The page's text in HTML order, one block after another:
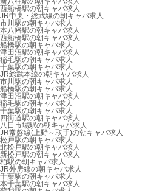
西船橋駅の朝キャバ求人
JR中央・総武線の朝キャバ求人
市川駅の朝キャバ求人
本八幡駅の朝キャバ求人
西船橋駅の朝キャバ求人
船橋駅の朝キャバ求人
津田沼駅の朝キャバ求人
稲毛駅の朝キャバ求人
千葉駅の朝キャバ求人
JR総武本線の朝キャバ求人
市川駅の朝キャバ求人
船橋駅の朝キャバ求人
津田沼駅の朝キャバ求人
稲毛駅の朝キャバ求人
千葉駅の朝キャバ求人
四街道駅の朝キャバ求人
八日市場駅の朝キャバ求人
JR常磐線(上野～取手)の朝キャバ求人
松戸駅の朝キャバ求人
北松戸駅の朝キャバ求人
新松戸駅の朝キャバ求人
柏駅の朝キャバ求人
JR外房線の朝キャバ求人
千葉駅の朝キャバ求人
本千葉駅の朝キャバ求人